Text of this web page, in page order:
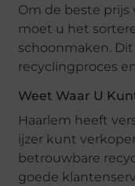
Om de beste prijs
moet u het
schoonmaken.
recyclingproces
Weet Waar U
Haarlem heeft
ijzer kunt
betrouwbare
goede